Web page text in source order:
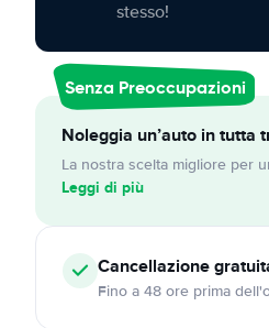
stesso!
Senza Preoccupazioni
Noleggia un’auto in tutta
La nostra scelta migliore per
Leggi di più
Cancellazione
Fino a 48 ore prima